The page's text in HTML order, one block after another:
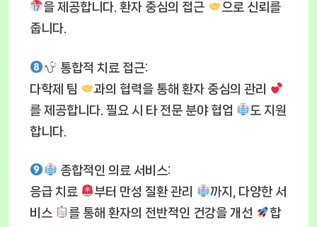
을 제공합니다. 환자 중심의 접근
으로 신뢰를
줍니다.
통합적 치료 접근:
다학제 팀
과의 협력을 통해 환자 중심의 관리
를 제공합니다. 필요 시 타 전문 분야 협업
도 지원
합니다.
종합적인 의료 서비스:
응급 치료
부터 만성 질환 관리
까지, 다양한 서
비스
를 통해 환자의 전반적인 건강을 개선
합